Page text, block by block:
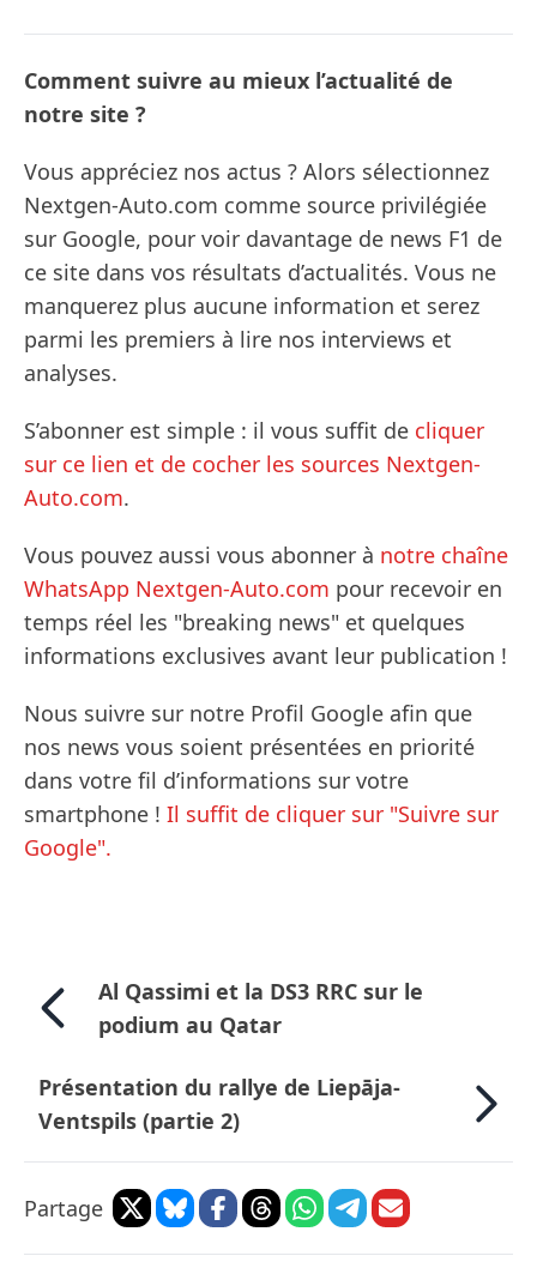
Comment suivre au mieux l’actualité de
notre site ?
Vous appréciez nos actus ? Alors sélectionnez
Nextgen-Auto.com comme source privilégiée
sur Google, pour voir davantage de news F1 de
ce site dans vos résultats d’actualités. Vous ne
manquerez plus aucune information et serez
parmi les premiers à lire nos interviews et
analyses.
S’abonner est simple : il vous suffit de cliquer
sur ce lien et de cocher les sources Nextgen-
Auto.com.
Vous pouvez aussi vous abonner à notre chaîne
WhatsApp Nextgen-Auto.com pour recevoir en
temps réel les "breaking news" et quelques
informations exclusives avant leur publication !
Nous suivre sur notre Profil Google afin que
nos news vous soient présentées en priorité
dans votre fil d’informations sur votre
smartphone ! Il suffit de cliquer sur "Suivre sur
Google".
Al Qassimi et la DS3 RRC sur le
podium au Qatar
Présentation du rallye de Liepāja-
Ventspils (partie 2)
Partage